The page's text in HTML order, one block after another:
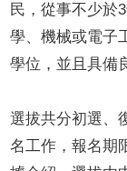
民，從事不少於
學、機械或電子
學位，並且具備
選拔共分初選、
名工作，報名期